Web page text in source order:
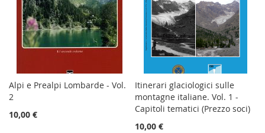
Alpi e Prealpi Lombarde - Vol.
2
10,00 €
Itinerari glaciologici sulle
montagne italiane. Vol. 1 -
Capitoli tematici (Prezzo soci)
10,00 €